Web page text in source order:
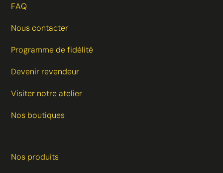
FAQ
Nous contacter
Programme de fidélité
Devenir revendeur
Visiter notre atelier
Nos boutiques
Nos produits